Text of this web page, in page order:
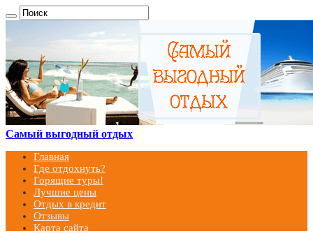
Самый выгодный отдых
Главная
Где отдохнуть?
Горящие туры!
Лучшие цены
Отдых в кредит
Отзывы
Карта сайта